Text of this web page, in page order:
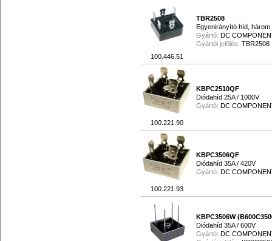
100.446.51
TBR2508
Egyenirányító híd, három
Gyártó: DC
Gyártói jelölés: TBR2508
100.221.90
KBPC2510QF
Diódahíd 25A / 1000V
Gyártó: DC
100.221.93
KBPC3506QF
Diódahíd 35A / 420V
Gyártó: DC
KBPC3506W
Diódahíd 35A / 600V
Gyártó: DC